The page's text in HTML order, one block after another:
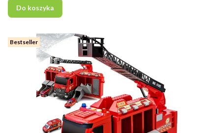
Do koszyka
Bestseller